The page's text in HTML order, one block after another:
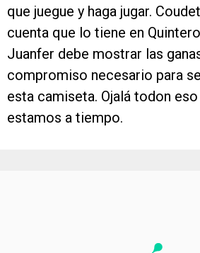
que juegue y haga jugar.
cuenta que lo tiene en
Juanfer debe mostrar las
compromiso necesario para
esta camiseta. Ojalá todon eso
estamos a tiempo.